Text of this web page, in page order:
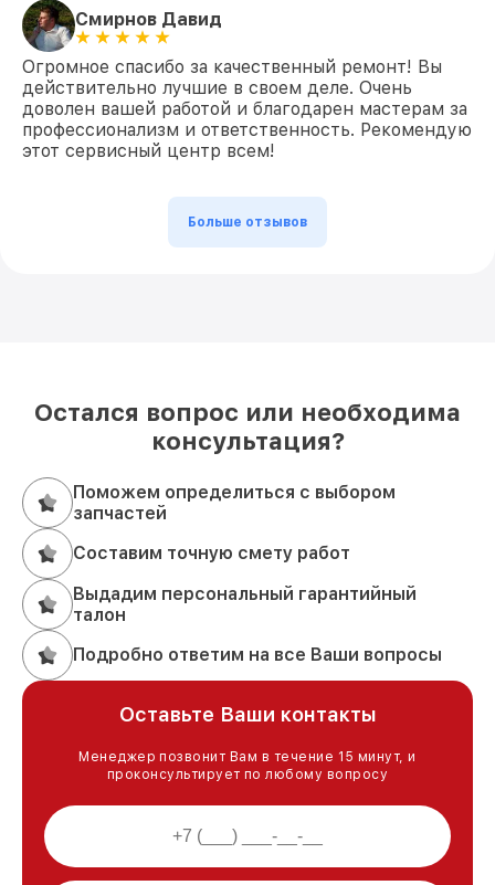
Смирнов Давид
Огромное спасибо за качественный ремонт! Вы
действительно лучшие в своем деле. Очень
доволен вашей работой и благодарен мастерам за
профессионализм и ответственность. Рекомендую
этот сервисный центр всем!
Больше отзывов
Остался вопрос или необходима
консультация?
Поможем определиться с выбором
запчастей
Составим точную смету работ
Выдадим персональный гарантийный
талон
Подробно ответим на все Ваши вопросы
Оставьте Ваши контакты
Менеджер позвонит Вам в течение 15 минут, и
проконсультирует по любому вопросу